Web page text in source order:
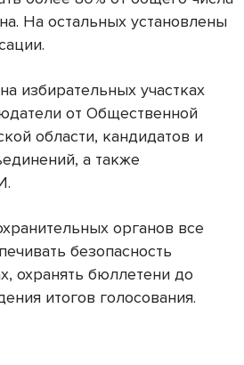
На остальных установлены
избирательных участках
от Общественной
области, кандидатов и
а также
органов все
безопасность
охранять бюллетени до
итогов голосования.